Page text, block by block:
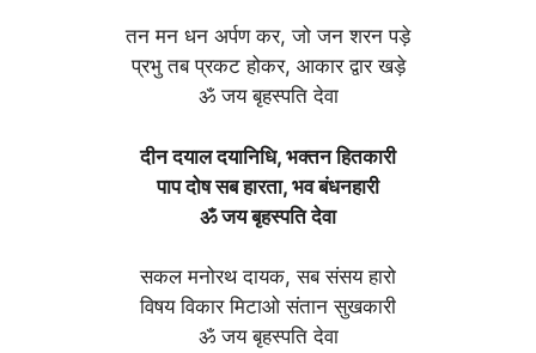
तन मन धन अर्पण कर, जो जन शरन पड़े
प्रभु तब प्रकट होकर, आकार द्वार खड़े
ॐ जय बृहस्पति देवा
दीन दयाल दयानिधि, भक्तन हितकारी
पाप दोष सब हारता, भव बंधनहारी
ॐ जय बृहस्पति देवा
सकल मनोरथ दायक, सब संसय हारो
विषय विकार मिटाओ संतान सुखकारी
ॐ जय बृहस्पति देवा